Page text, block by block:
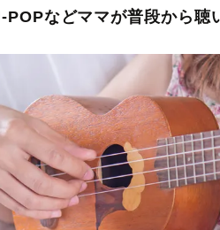
などママが普段から聴